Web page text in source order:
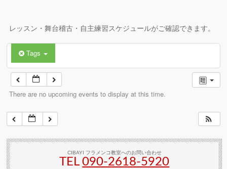
レッスン・舞台稽古・自主練習スケジュールがご確認できます。
Tags
There are no upcoming events to display at this time.
CIBAYI フラメンコ教室へのお問い合わせ
TEL090-2618‐5920